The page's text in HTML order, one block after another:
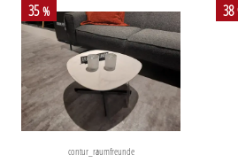
35%
contur_raumfreunde
38